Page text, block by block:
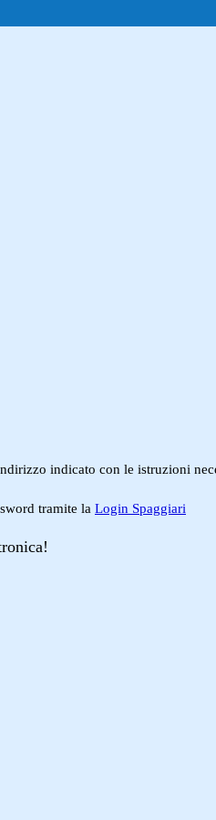
indicato con le istruzioni
tramite la Login Spaggiari